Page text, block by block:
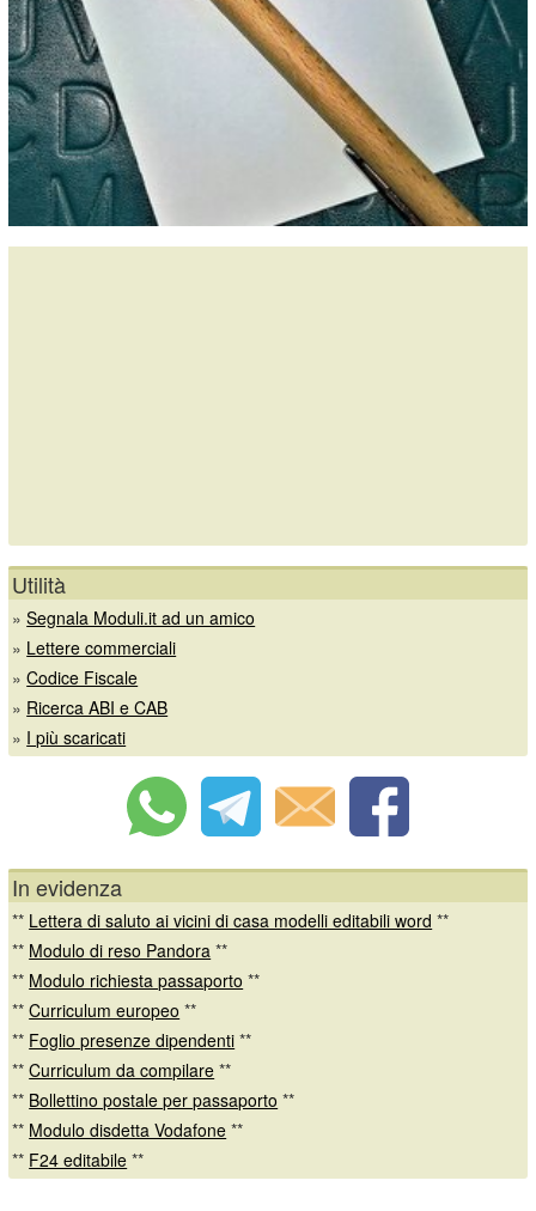
Utilità
»Segnala Moduli.it ad un amico
» Lettere commerciali
»Codice Fiscale
» Ricerca ABI e CAB
» I più scaricati
In evidenza
** Lettera di saluto ai vicini di casa modelli editabili word **
** Modulo di reso Pandora **
** Modulo richiesta passaporto **
**Curriculum europeo **
** Foglio presenze dipendenti **
**Curriculum da compilare **
** Bollettino postale per passaporto **
** Modulo disdetta Vodafone **
** F24 editabile **